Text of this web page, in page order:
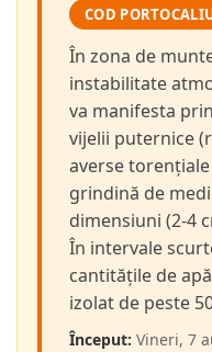
COD
În zona de
instabilitate
va manifesta
vijelii puternice
averse
grindină de
dimensiuni (2-4
În intervale
cantitățile de
izolat de peste
Început: Vineri, 7